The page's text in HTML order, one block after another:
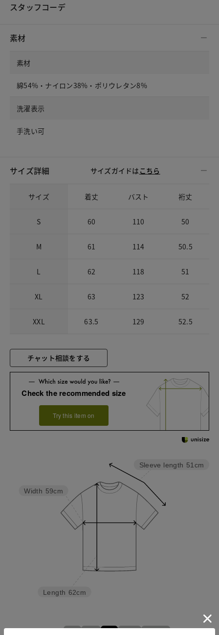
スタッフコーデ
素材
素材
綿54%・ナイロン38%・ポリウレタン8%
洗濯表示
手洗い可
サイズ詳細 サイズガイドは こちら
サイズ 着丈 バスト 裄丈
S 60 110 50
M 61 114 50.5
L 62 118 51
XL 63 123 52
XXL 63.5 129 52.5
チャット相談をする
Check the recommended size
Try this item on
Sleeve length 51cm
Length 62cm
Width 59cm